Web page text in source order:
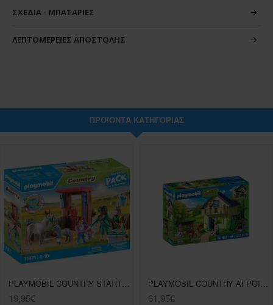
ΣΧΈΔΙΑ - ΜΠΑΤΑΡΊΕΣ
ΛΕΠΤΟΜΈΡΕΙΕΣ ΑΠΟΣΤΟΛΉΣ
ΠΡΟΪΌΝΤΑ ΚΑΤΗΓΟΡΊΑΣ
PLAYMOBIL COUNTRY STARTER PACK ΦΡΟΝΤΙΖΟΝΤΑΣ ΤΑ ΓΑΙΔΟΥΡΑΚΙΑ
19,95€
PLAYMOBIL COUNTRY ΑΓΡΟΙΚΙΑ
61,95€